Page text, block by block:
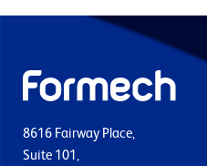
8616 Fairway Place,
Suite 101,